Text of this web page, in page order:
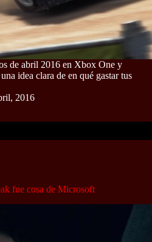
de abril 2016 en Xbox One y
idea clara de en qué gastar tus
2016
fue cosa de Microsoft